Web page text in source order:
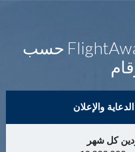
دعاية وإعلان FlightAware حسب
والإعلان
كل شهر